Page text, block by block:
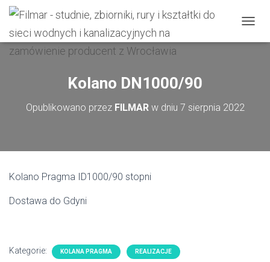
R
Kolano DN1000/90
Opublikowano przez FILMARw dniu 7 sierpnia 2022
Kolano Pragma ID1000/90 stopni
Dostawa do Gdyni
Kategorie: KOLANA PRAGMA REALIZACJE